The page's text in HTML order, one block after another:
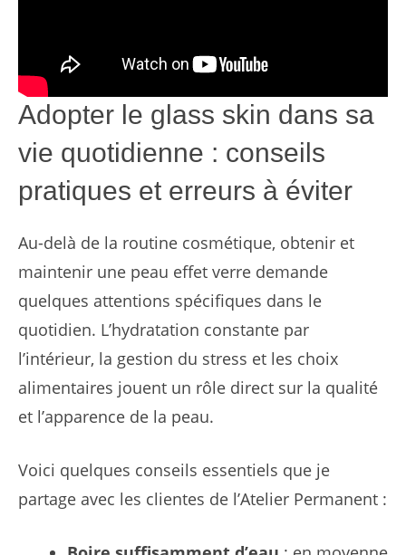
Adopter le glass skin dans sa
vie quotidienne : conseils
pratiques et erreurs à éviter
Au-delà de la routine cosmétique, obtenir et
maintenir une peau effet verre demande
quelques attentions spécifiques dans le
quotidien. L’hydratation constante par
l’intérieur, la gestion du stress et les choix
alimentaires jouent un rôle direct sur la qualité
et l’apparence de la peau.
Voici quelques conseils essentiels que je
partage avec les clientes de l’Atelier Permanent :